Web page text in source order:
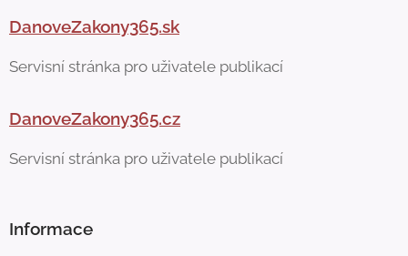
DanoveZakony365.sk
Servisní stránka pro uživatele publikací
DanoveZakony365.cz
Servisní stránka pro uživatele publikací
Informace